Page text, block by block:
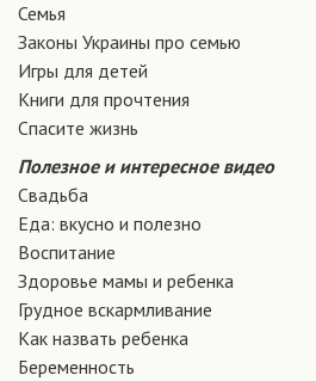
Семья
Законы Украины про семью
Игры для детей
Книги для прочтения
Спасите жизнь
Полезное и интересное видео
Свадьба
Еда: вкусно и полезно
Воспитание
Здоровье мамы и ребенка
Грудное вскармливание
Как назвать ребенка
Беременность